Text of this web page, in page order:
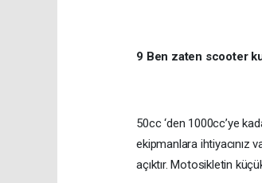
9 Ben zaten scooter
50cc ‘den 1000cc’ye
ekipmanlara ihtiyacınız
açıktır. Motosikletin